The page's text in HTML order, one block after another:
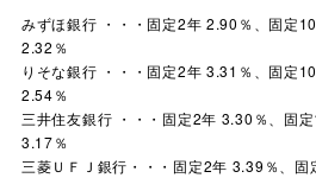
みずほ銀行 ・・・固定2年 2.90％、固定
2.32％
りそな銀行 ・・・固定2年 3.31％、固定
2.54％
三井住友銀行 ・・・固定2年 3.30％、固
3.17％
三菱ＵＦＪ銀行・・・固定2年 3.39％、